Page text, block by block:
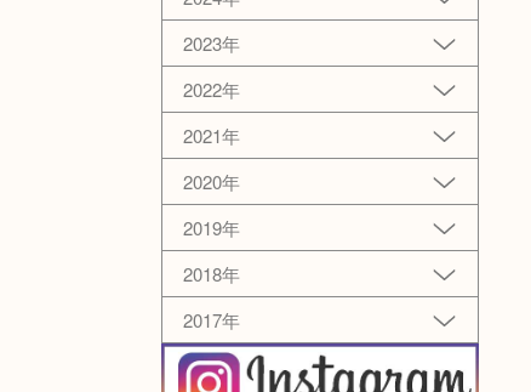
2023年
2022年
2021年
2020年
2019年
2018年
2017年